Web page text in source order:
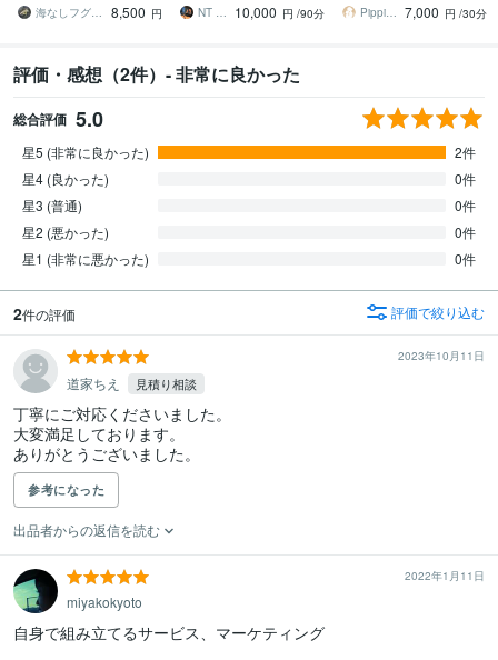
ータです
海なしフグたろう
8,500 円
らえ、問題解決します。
NT management
10,000 円 /90分
ト
Pippi｜運営・保護者・誰でも相談ok 7,000 円 /30分
評価・感想（2件）- 非常に良かった
総合評価 5.0
星5 (非常に良かった)
2件
星4 (良かった)
0件
星3 (普通)
0件
星2 (悪かった)
0件
星1 (非常に悪かった)
0件
2件の評価 評価で絞り込む
2023年10月11日
道家ちえ 見積り相談
丁寧にご対応くださいました。
大変満足しております。
ありがとうございました。
参考になった
出品者からの返信を読む
2022年1月11日
miyakokyoto
自身で組み立てるサービス、マーケティング